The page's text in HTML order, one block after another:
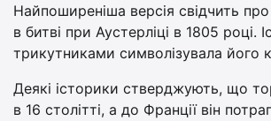
Найпоширеніша версія свідчить
в битві при Аустерліці в 1805
трикутниками символізувала
Деякі історики стверджують, що
в 16 столітті, а до Франції він